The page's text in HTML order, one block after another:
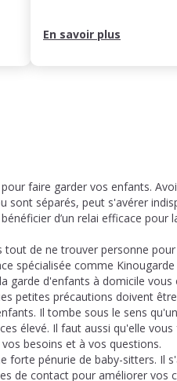
En savoir plus
faire garder vos enfants.
sont séparés, peut s'avérer
d’un relai efficace pour
de ne trouver personne
spécialisée comme
garde d'enfants à domicile
petites précautions doivent
Il tombe sous le sens
élevé. Il faut aussi qu'elle vous
besoins et à vos questions.
forte pénurie de baby-sitters. Il
de contact pour améliorer vos